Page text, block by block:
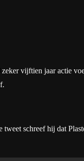
vijftien jaar actie
schreef hij dat